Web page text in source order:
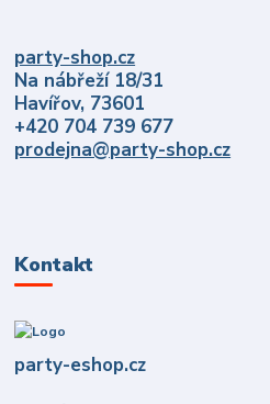
party-shop.cz
Na nábřeží 18/31
Havířov, 73601
+420 704 739 677
prodejna@party-shop.cz
Kontakt
party-eshop.cz